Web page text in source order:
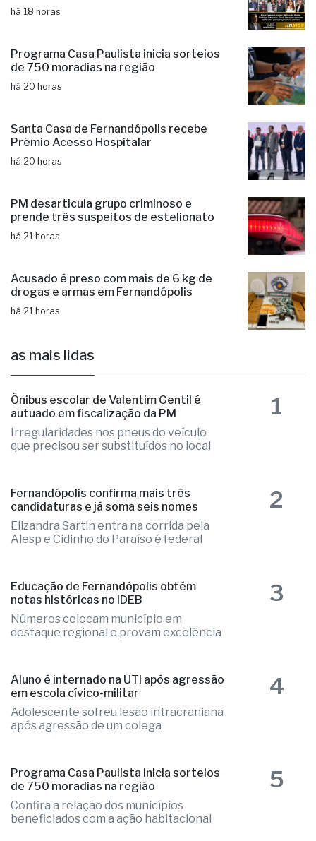
há 18 horas
Programa Casa Paulista inicia sorteios
de 750 moradias na região
há 20 horas
Santa Casa de Fernandópolis recebe
Prêmio Acesso Hospitalar
há 20 horas
PM desarticula grupo criminoso e
prende três suspeitos de estelionato
há 21 horas
Acusado é preso com mais de 6 kg de
drogas e armas em Fernandópolis
há 21 horas
as mais lidas
Ônibus escolar de Valentim Gentil é
autuado em fiscalização da PM
Irregularidades nos pneus do veículo
que precisou ser substituídos no local
1
Fernandópolis confirma mais três
candidaturas e já soma seis nomes
Elizandra Sartin entra na corrida pela
Alesp e Cidinho do Paraíso é federal
2
Educação de Fernandópolis obtém
notas históricas no IDEB
Números colocam município em
destaque regional e provam excelência
3
Aluno é internado na UTI após agressão
em escola cívico-militar
Adolescente sofreu lesão intracraniana
após agressão de um colega
4
Programa Casa Paulista inicia sorteios
de 750 moradias na região
Confira a relação dos municípios
beneficiados com a ação habitacional
5